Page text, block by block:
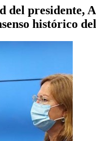
del presidente,
histórico